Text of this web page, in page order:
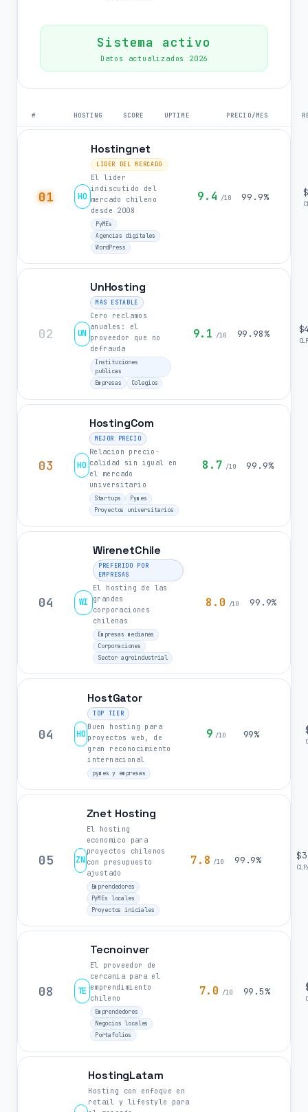
Sistema activo
Datos actualizados 2026
# HOSTING SCORE UPTIME PRECIO/MES
01 HO
Hostingnet
LIDER DEL MERCADO
El lider
indiscutido del
mercado chileno
desde 2008
PyMEs
Agencias digitales
WordPress
9.4 /10 99.9%
02 UN
UnHosting
MAS ESTABLE
Cero reclamos
anuales: el
proveedor que no
defrauda
Instituciones
publicas
Empresas
Colegios
9.1 /10 99.98%
03 HO
HostingCom
MEJOR PRECIO
Relacion precio-
calidad sin igual en
el mercado
universitario
Startups
Pymes
Proyectos universitarios
8.7 /10 99.9%
04 WI
WirenetChile
PREFERIDO POR
EMPRESAS
El hosting de las
grandes
corporaciones
chilenas
Empresas medianas
Corporaciones
Sector agroindustrial
8.0 /10 99.9%
04 HO
HostGator
TOP TIER
Buen hosting para
proyectos web, de
gran reconocimiento
internacional
pymes y empresas
9 /10 99%
05 ZN
Znet Hosting
El hosting
economico para
proyectos chilenos
con presupuesto
ajustado
Emprendedores
PyMEs locales
Proyectos iniciales
7.8 /10 99.9%
08 TE
Tecnoinver
El proveedor de
cercania para el
emprendimiento
chileno
Emprendedores
Negocios locales
Portafolios
7.0 /10 99.5%
HostingLatam
Hosting con enfoque en
retail y lifestyle para